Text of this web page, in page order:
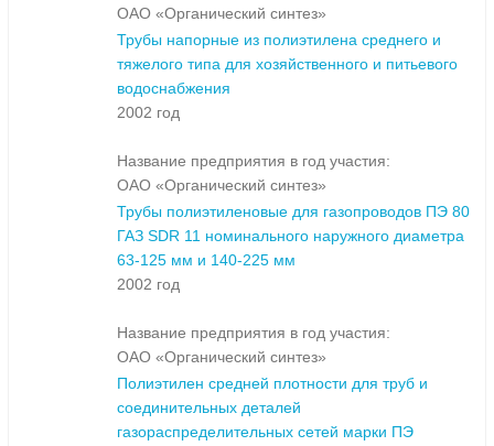
ОАО «Органический синтез»
Трубы напорные из полиэтилена среднего и
тяжелого типа для хозяйственного и питьевого
водоснабжения
2002 год
Название предприятия в год участия:
ОАО «Органический синтез»
Трубы полиэтиленовые для газопроводов ПЭ 80
ГАЗ SDR 11 номинального наружного диаметра
63-125 мм и 140-225 мм
2002 год
Название предприятия в год участия:
ОАО «Органический синтез»
Полиэтилен средней плотности для труб и
соединительных деталей
газораспределительных сетей марки ПЭ